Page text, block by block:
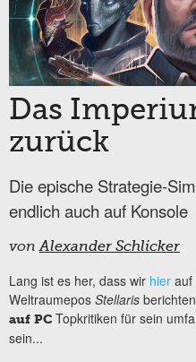
Das
zurück
Die epische Strategie-
endlich auch auf Konsole
vonAlexander Schlicker
Lang ist es her, dass wir hier auf
Weltraumepos Stellaris
auf PC Topkritiken für sein
sein...